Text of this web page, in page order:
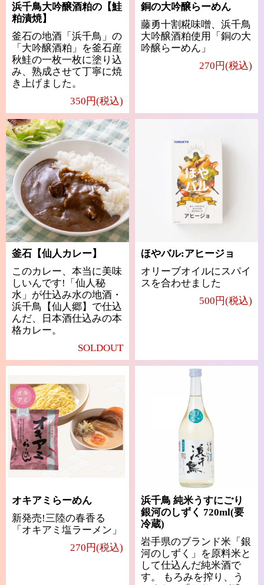
浜千鳥大吟醸酒粕の【鮭
粕漬焼】
釜石の地酒「浜千鳥」の
「大吟醸酒粕」を釜石産
秋鮭の一枚一枚に塗り込
み、熟成させて丁寧に焼
き上げました。
350円(税込)
銅の大吟醸らーめん
藤勇十割糀味噌、浜千鳥
大吟醸酒粕使用「銅の大
吟醸らーめん」
270円(税込)
釜石【仙人カレー】
このカレー、本当に美味
しいんです!「仙人秘
水」が仕込み水の地酒・
浜千鳥【仙人郷】で仕込
んだ、日本酒仕込みの本
格カレー。
SOLDOUT
ほやバル:アヒージョ
オリーブオイルにスパイ
スを合わせました
500円(税込)
オキアミらーめん
新発売!三陸の春香る
「オキアミ塩ラーメン」
270円(税込)
浜千鳥 純米うすにごり
銀河のしずく 720ml(要
冷蔵)
岩手県のブランド米「銀
河のしずく」を原料米と
して仕込んだ純米酒で
す。 もろみを搾り、う